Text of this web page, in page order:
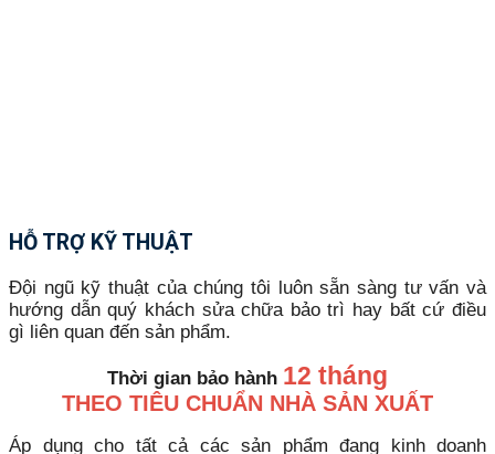
HỖ TRỢ KỸ THUẬT
Đội ngũ kỹ thuật của chúng tôi luôn sẵn sàng tư vấn và
hướng dẫn quý khách sửa chữa bảo trì hay bất cứ điều
gì liên quan đến sản phẩm.
Thời gian bảo hành 12 tháng
THEO TIÊU CHUẨN NHÀ SẢN XUẤT
Áp dụng cho tất cả các sản phẩm đang kinh doanh